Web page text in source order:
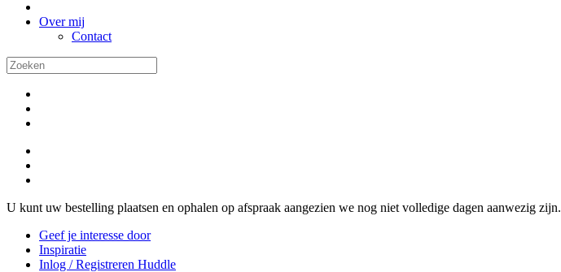
Over mij
Contact
U kunt uw bestelling plaatsen en ophalen op afspraak aangezien we nog niet volledige dagen aanwezig zijn.
Geef je interesse door
Inspiratie
Inlog / Registreren Huddle